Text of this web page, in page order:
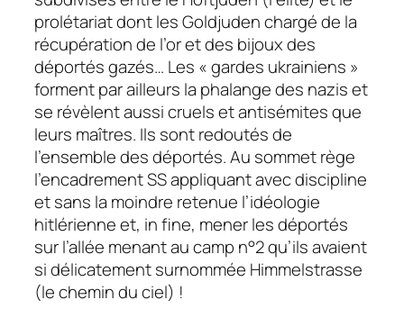
prolétariat dont lesGoldjudenchargé de la
récupération de l’or et des bijoux des
déportés gazés… Les « gardes ukrainiens »
forment par ailleurs la phalange des nazis et
se révèlent aussi cruels et antisémites que
leurs maîtres. Ils sont redoutés de
l’ensemble des déportés. Au sommet rège
l’encadrement SS appliquant avec discipline
et sans la moindre retenue l’idéologie
hitlérienne et, in fine, mener les déportés
sur l’allée menant au camp n°2 qu’ils avaient
si délicatement surnommée Himmelstrasse
(le chemin du ciel) !